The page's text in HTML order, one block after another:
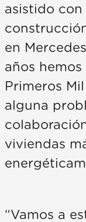
asistido con
en
años
Primeros
alguna
viviendas
“Vamos a